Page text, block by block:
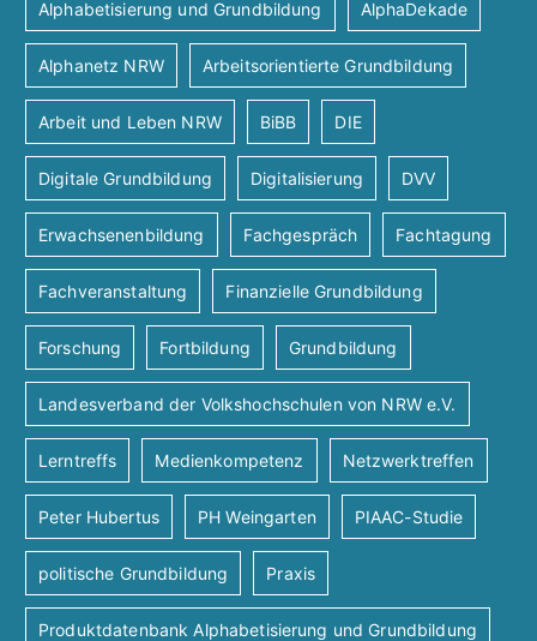
Alphabetisierung und Grundbildung AlphaDekade
Alphanetz NRW Arbeitsorientierte Grundbildung
Arbeit und Leben NRW BiBB DIE
Digitale Grundbildung Digitalisierung DVV
Erwachsenenbildung Fachgespräch Fachtagung
Fachveranstaltung Finanzielle Grundbildung
Forschung Fortbildung Grundbildung
Landesverband der Volkshochschulen von NRW e.V.
Lerntreffs Medienkompetenz Netzwerktreffen
Peter Hubertus PH Weingarten PIAAC-Studie
politische Grundbildung Praxis
Produktdatenbank Alphabetisierung und Grundbildung